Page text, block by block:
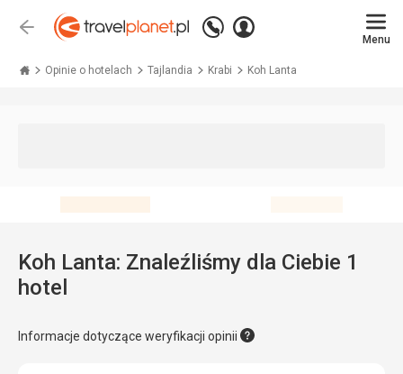
Wstecz
Zadzwoń
+48 71 771 76 55
Zaloguj
Menu
Opinie o hotelach Tajlandia Krabi Koh Lanta
Koh Lanta: Znaleźliśmy dla Ciebie 1
hotel
Informacje dotyczące weryfikacji opinii